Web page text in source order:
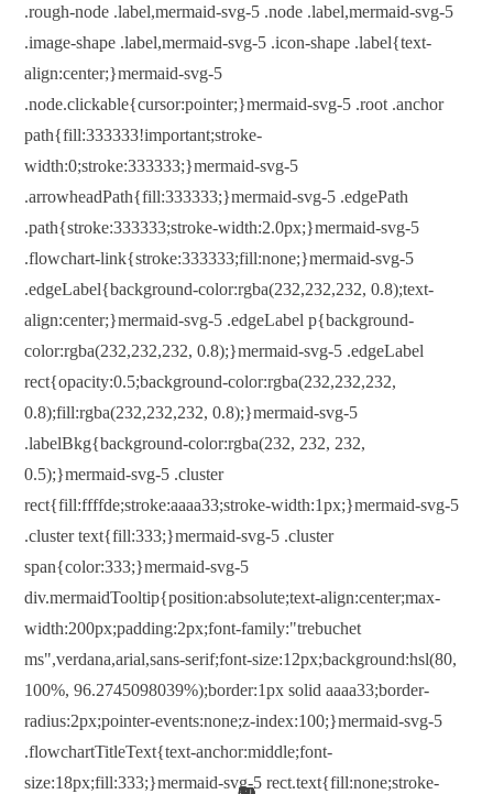
.rough-node .label,mermaid-svg-5 .node .label,mermaid-svg-5
.image-shape .label,mermaid-svg-5 .icon-shape .label{text-
align:center;}mermaid-svg-5
.node.clickable{cursor:pointer;}mermaid-svg-5 .root .anchor
path{fill:333333!important;stroke-
width:0;stroke:333333;}mermaid-svg-5
.arrowheadPath{fill:333333;}mermaid-svg-5 .edgePath
.path{stroke:333333;stroke-width:2.0px;}mermaid-svg-5
.flowchart-link{stroke:333333;fill:none;}mermaid-svg-5
.edgeLabel{background-color:rgba(232,232,232, 0.8);text-
align:center;}mermaid-svg-5 .edgeLabel p{background-
color:rgba(232,232,232, 0.8);}mermaid-svg-5 .edgeLabel
rect{opacity:0.5;background-color:rgba(232,232,232,
0.8);fill:rgba(232,232,232, 0.8);}mermaid-svg-5
.labelBkg{background-color:rgba(232, 232, 232,
0.5);}mermaid-svg-5 .cluster
rect{fill:ffffde;stroke:aaaa33;stroke-width:1px;}mermaid-svg-5
.cluster text{fill:333;}mermaid-svg-5 .cluster
span{color:333;}mermaid-svg-5
div.mermaidTooltip{position:absolute;text-align:center;max-
width:200px;padding:2px;font-family:"trebuchet
ms",verdana,arial,sans-serif;font-size:12px;background:hsl(80,
100%, 96.2745098039%);border:1px solid aaaa33;border-
radius:2px;pointer-events:none;z-index:100;}mermaid-svg-5
.flowchartTitleText{text-anchor:middle;font-
size:18px;fill:333;}mermaid-svg-5 rect.text{fill:none;stroke-